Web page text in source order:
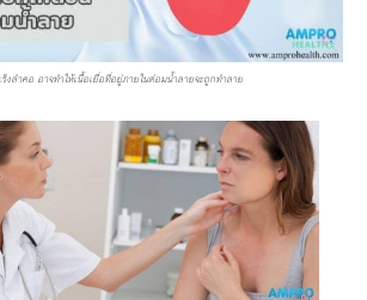
ร็งลำคอ อาจทำให้เนื้อเยื่อที่อยู่ภายในต่อมน้ำลายจะถูกทำลาย